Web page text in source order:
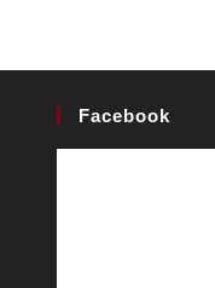
Facebook